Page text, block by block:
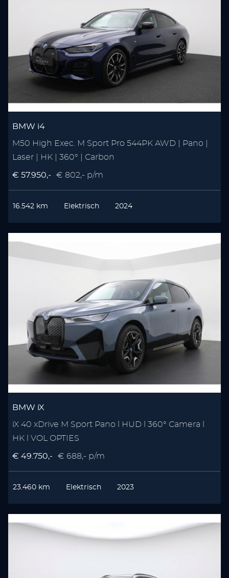
BMW i4
M50 High Exec. M Sport Pro 544PK AWD | Pano |
Laser | HK | 360° | Carbon
€ 57.950,- € 802,- p/m
16.542 km Elektrisch 2024
BMW iX
iX 40 xDrive M Sport Pano l HUD l 360° Camera l
HK l VOL OPTIES
€ 49.750,- € 688,- p/m
23.460 km Elektrisch 2023